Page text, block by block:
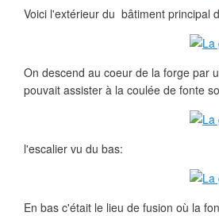
Voici l'extérieur du bâtiment principal
On descend au coeur de la forge par
pouvait assister à la coulée de fonte
l'escalier vu du bas:
En bas c'était le lieu de fusion où la